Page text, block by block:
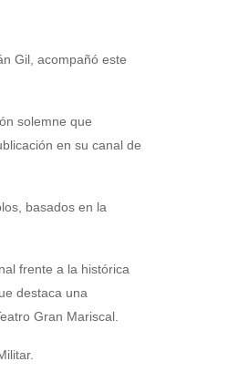
Gil, acompañó este
solemne que
en su canal de
basados en la
frente a la histórica
destaca una
Gran Mariscal.